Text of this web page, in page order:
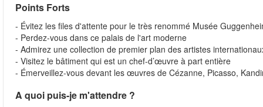
Points Forts
- Évitez les files d'attente pour le très renommé Musée
- Perdez-vous dans ce palais de l'art moderne
- Admirez une collection de premier plan des artistes
- Visitez le bâtiment qui est un chef-d’œuvre à part entière
- Émerveillez-vous devant les œuvres de Cézanne, Picasso,
A quoi puis-je m'attendre ?